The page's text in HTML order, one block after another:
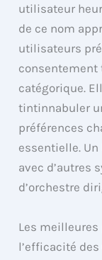
utilisateur
de ce nom
utilisateurs
consentement
catégorique.
tintinnabuler
préférences
essentielle.
avec d’autres
d’orchestre
Les
l’efficacité